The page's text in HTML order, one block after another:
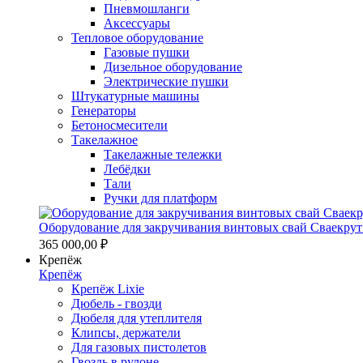
Пневмошланги
Аксессуары
Тепловое оборудование
Газовые пушки
Дизельное оборудование
Электрические пушки
Штукатурные машины
Генераторы
Бетоносмесители
Такелажное
Такелажные тележки
Лебёдки
Тали
Ручки для платформ
Оборудование для закручивания винтовых свай
365 000,00 ₽
Крепёж
Крепёж
Крепёж Lixie
Дюбель - гвозди
Дюбеля для утеплителя
Клипсы, держатели
Для газовых пистолетов